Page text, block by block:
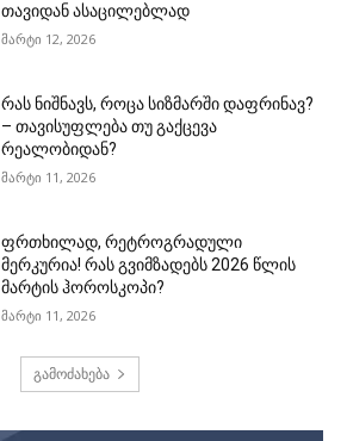
თავიდან ასაცილებლად
მარტი 12, 2026
რას ნიშნავს, როცა სიზმარში დაფრინავ?
– თავისუფლება თუ გაქცევა
რეალობიდან?
მარტი 11, 2026
ფრთხილად, რეტროგრადული
მერკურია! რას გვიმზადებს 2026 წლის
მარტის ჰოროსკოპი?
მარტი 11, 2026
გამოძახება